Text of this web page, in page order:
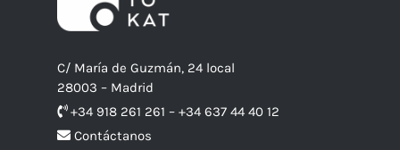
C/ María de Guzmán, 24 local
28003 – Madrid
+34 918 261 261 – +34 637 44 40 12
Contáctanos